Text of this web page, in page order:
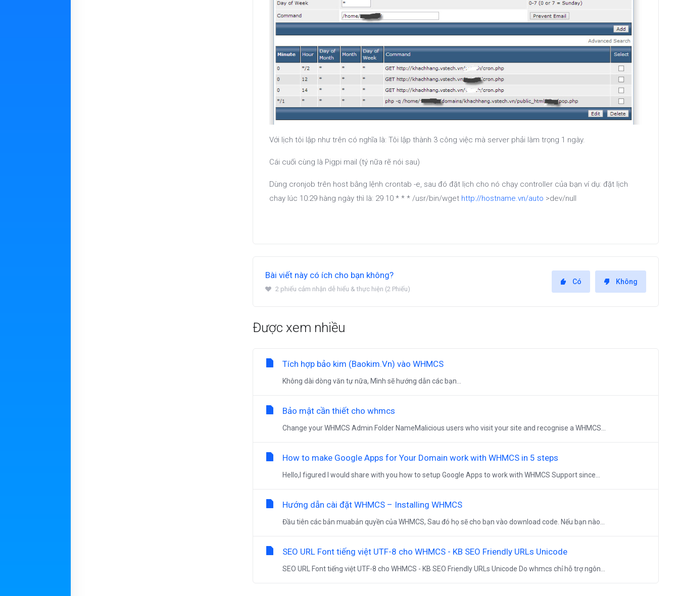
Với lịch tôi lập như trên có nghĩa là: Tôi lập thành 3 công việc mà server phải làm trọng 1 ngày.
Cái cuối cùng là Pigpi mail (tý nữa rẽ nói sau)
Dùng cronjob trên host bằng lệnh crontab -e, sau đó đặt lịch cho nó chạy controller của bạn ví dụ: đặt lịch
chay lúc 10:29 hàng ngày thì là: 29 10 * * * /usr/bin/wget http://hostname.vn/auto >dev/null
Bài viết này có ích cho bạn không?
2 phiếu cảm nhận dễ hiểu & thực hiện (2 Phiếu)
Có Không
Được xem nhiều
Tích hợp bảo kim (Baokim.Vn) vào WHMCS
Không dài dòng văn tự nữa, Mình sẽ hướng dẫn các bạn...
Bảo mật cần thiết cho whmcs
Change your WHMCS Admin Folder NameMalicious users who visit your site and recognise a WHMCS...
How to make Google Apps for Your Domain work with WHMCS in 5 steps
Hello,I figured I would share with you how to setup Google Apps to work with WHMCS Support since...
Hướng dẫn cài đặt WHMCS – Installing WHMCS
Đầu tiên các bản muabản quyền của WHMCS, Sau đó họ sẽ cho bạn vào download code. Nếu bạn nào...
SEO URL Font tiếng việt UTF-8 cho WHMCS - KB SEO Friendly URLs Unicode
SEO URL Font tiếng việt UTF-8 cho WHMCS - KB SEO Friendly URLs Unicode Do whmcs chỉ hỗ trợ ngôn...